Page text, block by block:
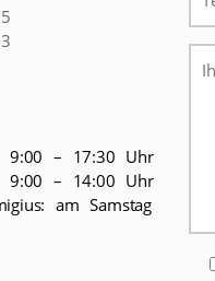
9:00 – 17:30 Uhr
9:00 – 14:00 Uhr
am Samstag